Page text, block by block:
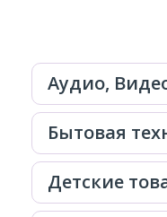
Аудио,
Бытовая
Детские